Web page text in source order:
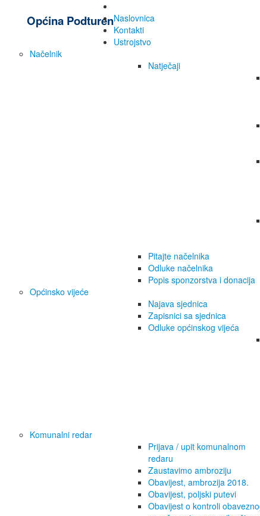
Općina PodturenNaslovnica
Kontakti
Ustrojstvo
Načelnik
Natječaji
Pitajte načelnika
Odluke načelnika
Popis sponzorstva i donacija
Općinsko vijeće
Najava sjednica
Zapisnici sa sjednica
Odluke općinskog vijeća
Komunalni redar
Prijava / upit komunalnom
redaru
Zaustavimo ambroziju
Obavijest, ambrozija 2018.
Obavijest, poljski putevi
Obavijest o kontroli